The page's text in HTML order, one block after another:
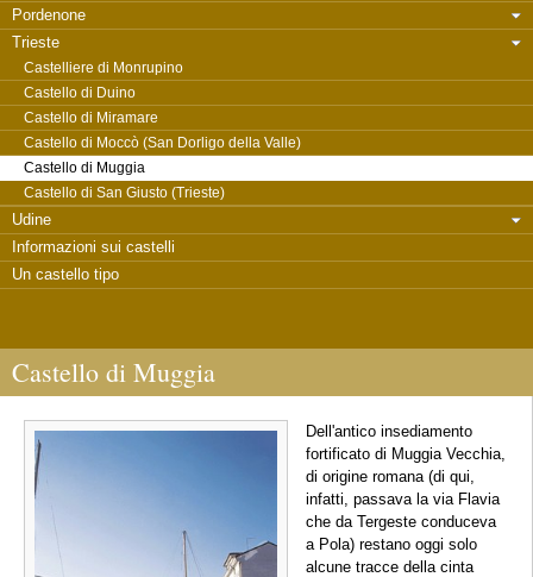
Pordenone
Trieste
Castelliere di Monrupino
Castello di Duino
Castello di Miramare
Castello di Moccò (San Dorligo della Valle)
Castello di Muggia
Castello di San Giusto (Trieste)
Udine
Informazioni sui castelli
Un castello tipo
Castello di Muggia
Dell'antico insediamento
fortificato di Muggia Vecchia,
di origine romana (di qui,
infatti, passava la via Flavia
che da Tergeste conduceva
a Pola) restano oggi solo
alcune tracce della cinta